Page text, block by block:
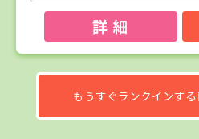
詳 細
もうすぐランクインす